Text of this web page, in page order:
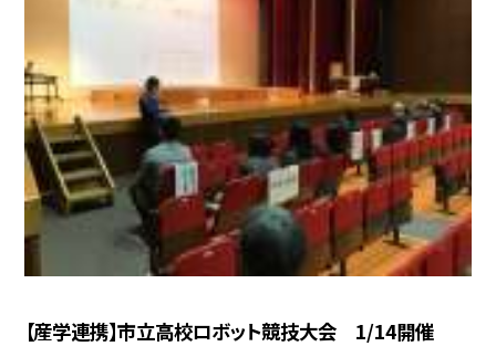
【産学連携】市立高校ロボット競技大会 1/14開催